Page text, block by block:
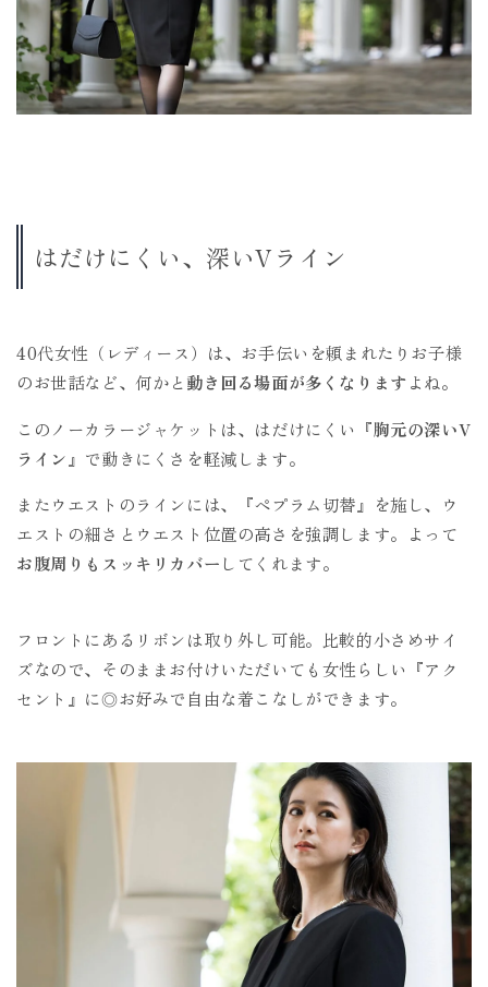
はだけにくい、深いVライン
40代女性（レディース）は、お手伝いを頼まれたりお子様
のお世話など、何かと動き回る場面が多くなりますよね。
このノーカラージャケットは、はだけにくい 『胸元の深いV
ライン』 で動きにくさを軽減します。
またウエストのラインには、『ペプラム切替』を施し、ウ
エストの細さとウエスト位置の高さを強調します。よって
お腹周りもスッキリカバーしてくれます。
フロントにあるリボンは取り外し可能。比較的小さめサイ
ズなので、そのままお付けいただいても女性らしい『アク
セント』に◎お好みで自由な着こなしができます。